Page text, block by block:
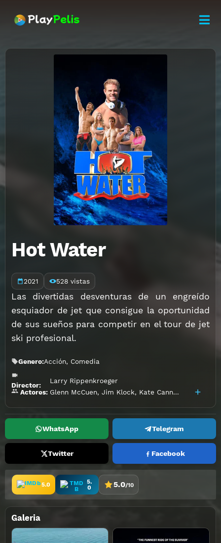
Hot Water
2021 528 vistas
Las divertidas desventuras de un engreído
esquiador de jet que consigue la oportunidad
de sus sueños para competir en el tour de jet
ski profesional.
Genero:Acción, Comedia
Director:
Larry Rippenkroeger
Actores: Glenn McCuen, Jim Klock, Kate Cannon Max Adler
WhatsApp Telegram
Twitter Facebook
5.0
5.
0
5.0/10
Galeria